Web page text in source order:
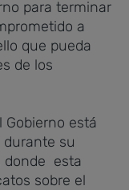
para terminar
a
que pueda
de los
Gobierno está
durante su
donde esta
sobre el